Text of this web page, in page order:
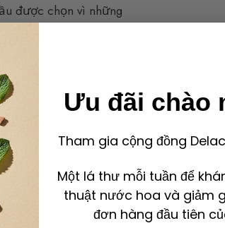
được chọn vì những
sản phẩm khác nhau
tùy theo đích đến,
nguyên lý thơm của
Ưu đãi chào
Tham gia cộng đồng
Một lá thư mỗi tuần để
thuật nước hoa và giảm
đơn hàng đầu tiên